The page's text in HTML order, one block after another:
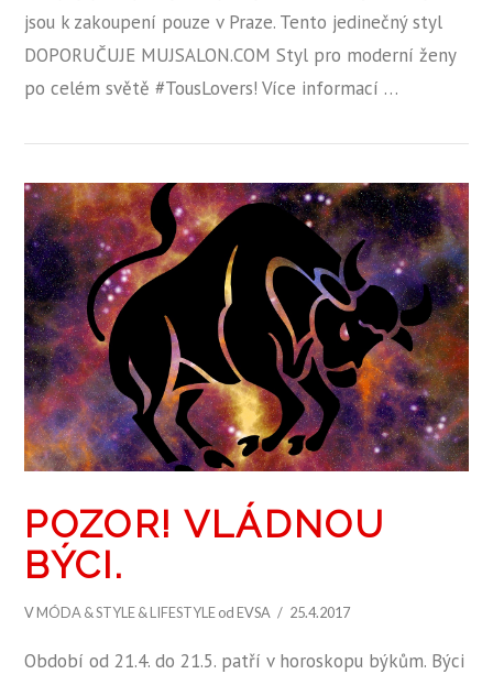
ZOBRAZIT PŘÍSPĚVEK
jsou k zakoupení pouze v Praze. Tento jedinečný styl
DOPORUČUJE MUJSALON.COM Styl pro moderní ženy
po celém světě #TousLovers! Více informací …
POZOR! VLÁDNOU
BÝCI.
VMÓDA & STYLE & LIFESTYLEod EVSA 25.4.2017
Období od 21.4. do 21.5. patří v horoskopu býkům. Býci